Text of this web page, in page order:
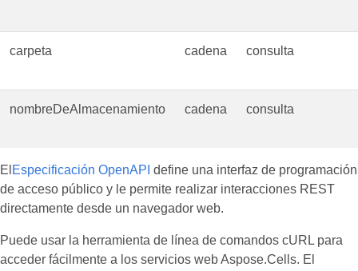
carpeta cadena consulta
nombreDeAlmacenamiento cadena consulta
El Especificación OpenAPI define una interfaz de programación
de acceso público y le permite realizar interacciones REST
directamente desde un navegador web.
Puede usar la herramienta de línea de comandos cURL para
acceder fácilmente a los servicios web Aspose.Cells. El